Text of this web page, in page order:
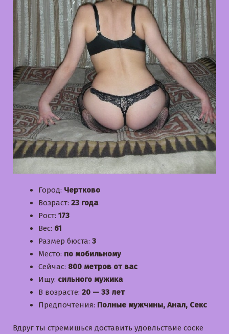
Город: Чертково
Возраст: 23 года
Рост: 173
Вес: 61
Размер бюста: 3
Место: по мобильному
Сейчас: 800 метров от вас
Ищу: сильного мужика
В возрасте: 20 — 33 лет
Предпочтения: Полные мужчины, Анал, Секс
Вдруг ты стремишься доставить удовльствие соске